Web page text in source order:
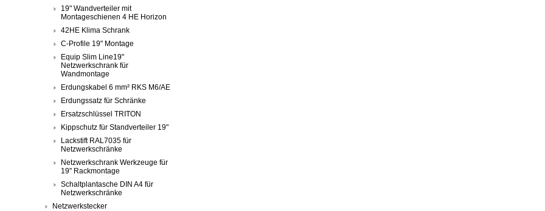
19" Wandverteiler mit
Montageschienen 4 HE Horizon
42HE Klima Schrank
C-Profile 19" Montage
Equip Slim Line19"
Netzwerkschrank für
Wandmontage
Erdungskabel 6 mm² RKS M6/AE
Erdungssatz für Schränke
Ersatzschlüssel TRITON
Kippschutz für Standverteiler 19"
Lackstift RAL7035 für
Netzwerkschränke
Netzwerkschrank Werkzeuge für
19" Rackmontage
Schaltplantasche DIN A4 für
Netzwerkschränke
Netzwerkstecker